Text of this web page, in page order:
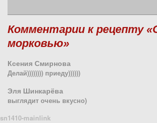
Комментарии к рецепту
морковью»
Ксения Смирнова
Делай)))))))) приеду))))))
Эля Шинкарёва
выглядит очень вкусно)
sn1410-mainlink